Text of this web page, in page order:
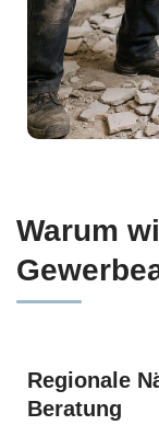
Warum
Regionale
Beratung